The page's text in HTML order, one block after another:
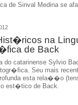
de Sinval Medina se
na
de Back
do catarinense Sylvio
Seu mais
esta rela��o
est�tico de Back.